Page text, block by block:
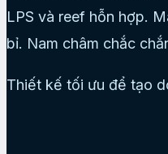
LPS và reef hỗn hợp.
bỉ. Nam châm chắc
Thiết kế tối ưu để tạo